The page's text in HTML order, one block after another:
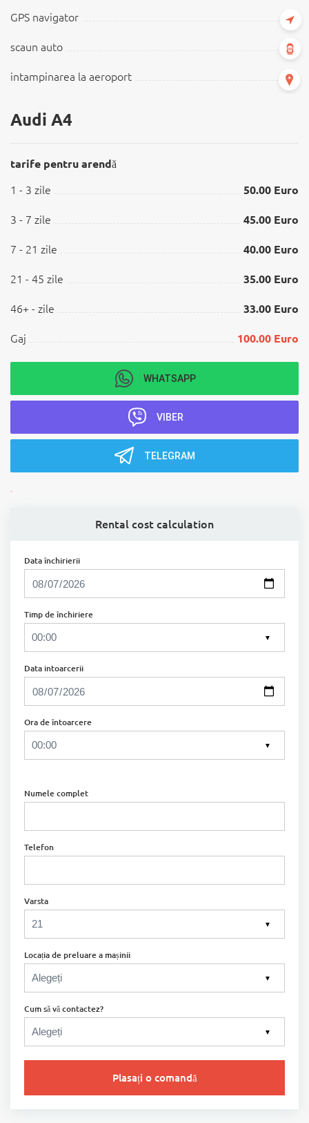
GPS navigator
scaun auto
intampinarea la aeroport
Audi A4
tarife pentru arendă
1 - 3 zile 50.00 Euro
3 - 7 zile 45.00 Euro
7 - 21 zile 40.00 Euro
21 - 45 zile 35.00 Euro
46+ - zile 33.00 Euro
Gaj 100.00 Euro
WHATSAPP
VIBER
TELEGRAM
.
Rental cost calculation
Data închirierii
Timp de închiriere
▼
Data intoarcerii
Ora de întoarcere
▼
Numele complet
Telefon
Varsta
▼
Locația de preluare a mașinii
▼
Cum să vă contactez?
▼
Plasați o comandă